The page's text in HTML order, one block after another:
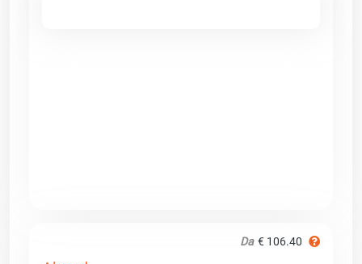
Da € 106.40